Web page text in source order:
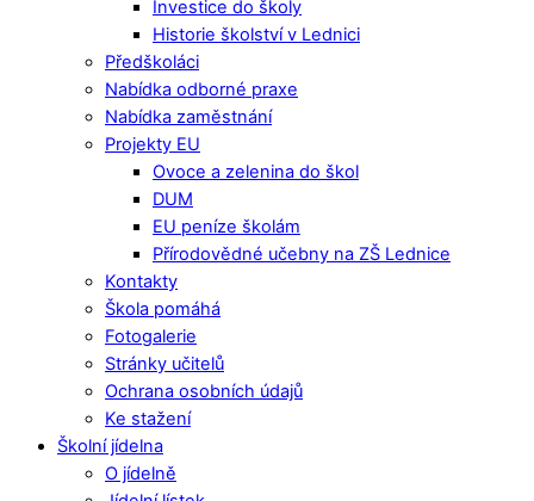
Investice do školy
Historie školství v Lednici
Předškoláci
Nabídka odborné praxe
Nabídka zaměstnání
Projekty EU
Ovoce a zelenina do škol
DUM
EU peníze školám
Přírodovědné učebny na ZŠ Lednice
Kontakty
Škola pomáhá
Fotogalerie
Stránky učitelů
Ochrana osobních údajů
Ke stažení
Školní jídelna
O jídelně